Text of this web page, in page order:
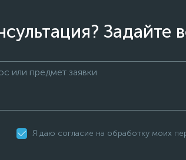
Задайте
Я даю согласие на обработку моих